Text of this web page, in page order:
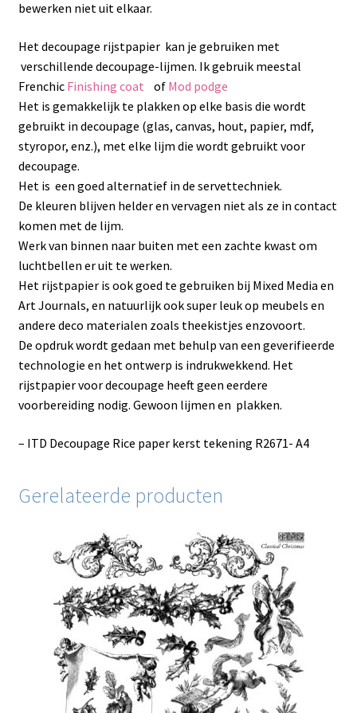
bewerken niet uit elkaar.
Het decoupage rijstpapier kan je gebruiken met
verschillende decoupage-lijmen. Ik gebruik meestal
Frenchic Finishing coat ofMod podge
Het is gemakkelijk te plakken op elke basis die wordt
gebruikt in decoupage (glas, canvas, hout, papier, mdf,
styropor, enz.), met elke lijm die wordt gebruikt voor
decoupage.
Het is een goed alternatief in de servettechniek.
De kleuren blijven helder en vervagen niet als ze in contact
komen met de lijm.
Werk van binnen naar buiten met een zachte kwast om
luchtbellen er uit te werken.
Het rijstpapier is ook goed te gebruiken bij Mixed Media en
Art Journals, en natuurlijk ook super leuk op meubels en
andere deco materialen zoals theekistjes enzovoort.
De opdruk wordt gedaan met behulp van een geverifieerde
technologie en het ontwerp is indrukwekkend. Het
rijstpapier voor decoupage heeft geen eerdere
voorbereiding nodig. Gewoon lijmen en plakken.
– ITD Decoupage Rice paper kerst tekening R2671- A4
Gerelateerde producten